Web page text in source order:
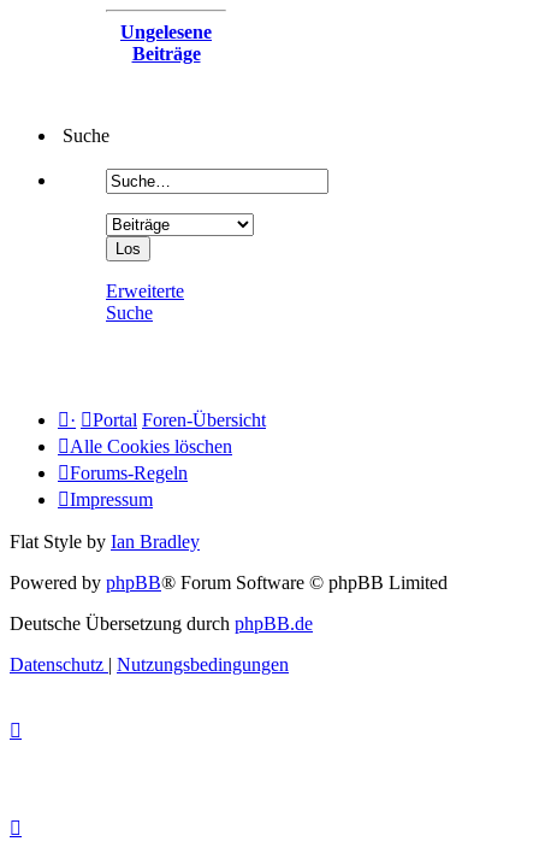
Ungelesene
Beiträge
Suche
Erweiterte
Suche
· Portal Foren-Übersicht
Alle Cookies löschen
Forums-Regeln
Impressum
Flat Style by Ian Bradley
Powered by phpBB® Forum Software © phpBB Limited
Deutsche Übersetzung durch phpBB.de
Datenschutz | Nutzungsbedingungen